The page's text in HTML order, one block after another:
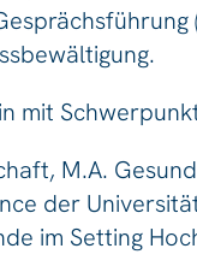
mit
M.A.
der
im Setting